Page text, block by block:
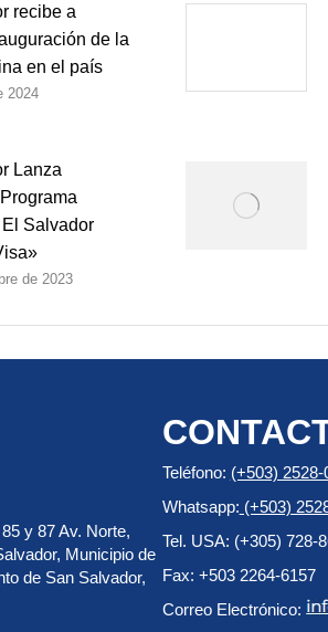
recibe a
de la
en el país
2024
Lanza
Salvador
de 2023
y 87 Av. Norte,
Municipio de
de San Salvador,
Teléfono: (+503) 2528-
Whatsapp: (+503)
Tel. USA: (+305) 728-
Fax: +503 2264-6157
Correo Electrónico: